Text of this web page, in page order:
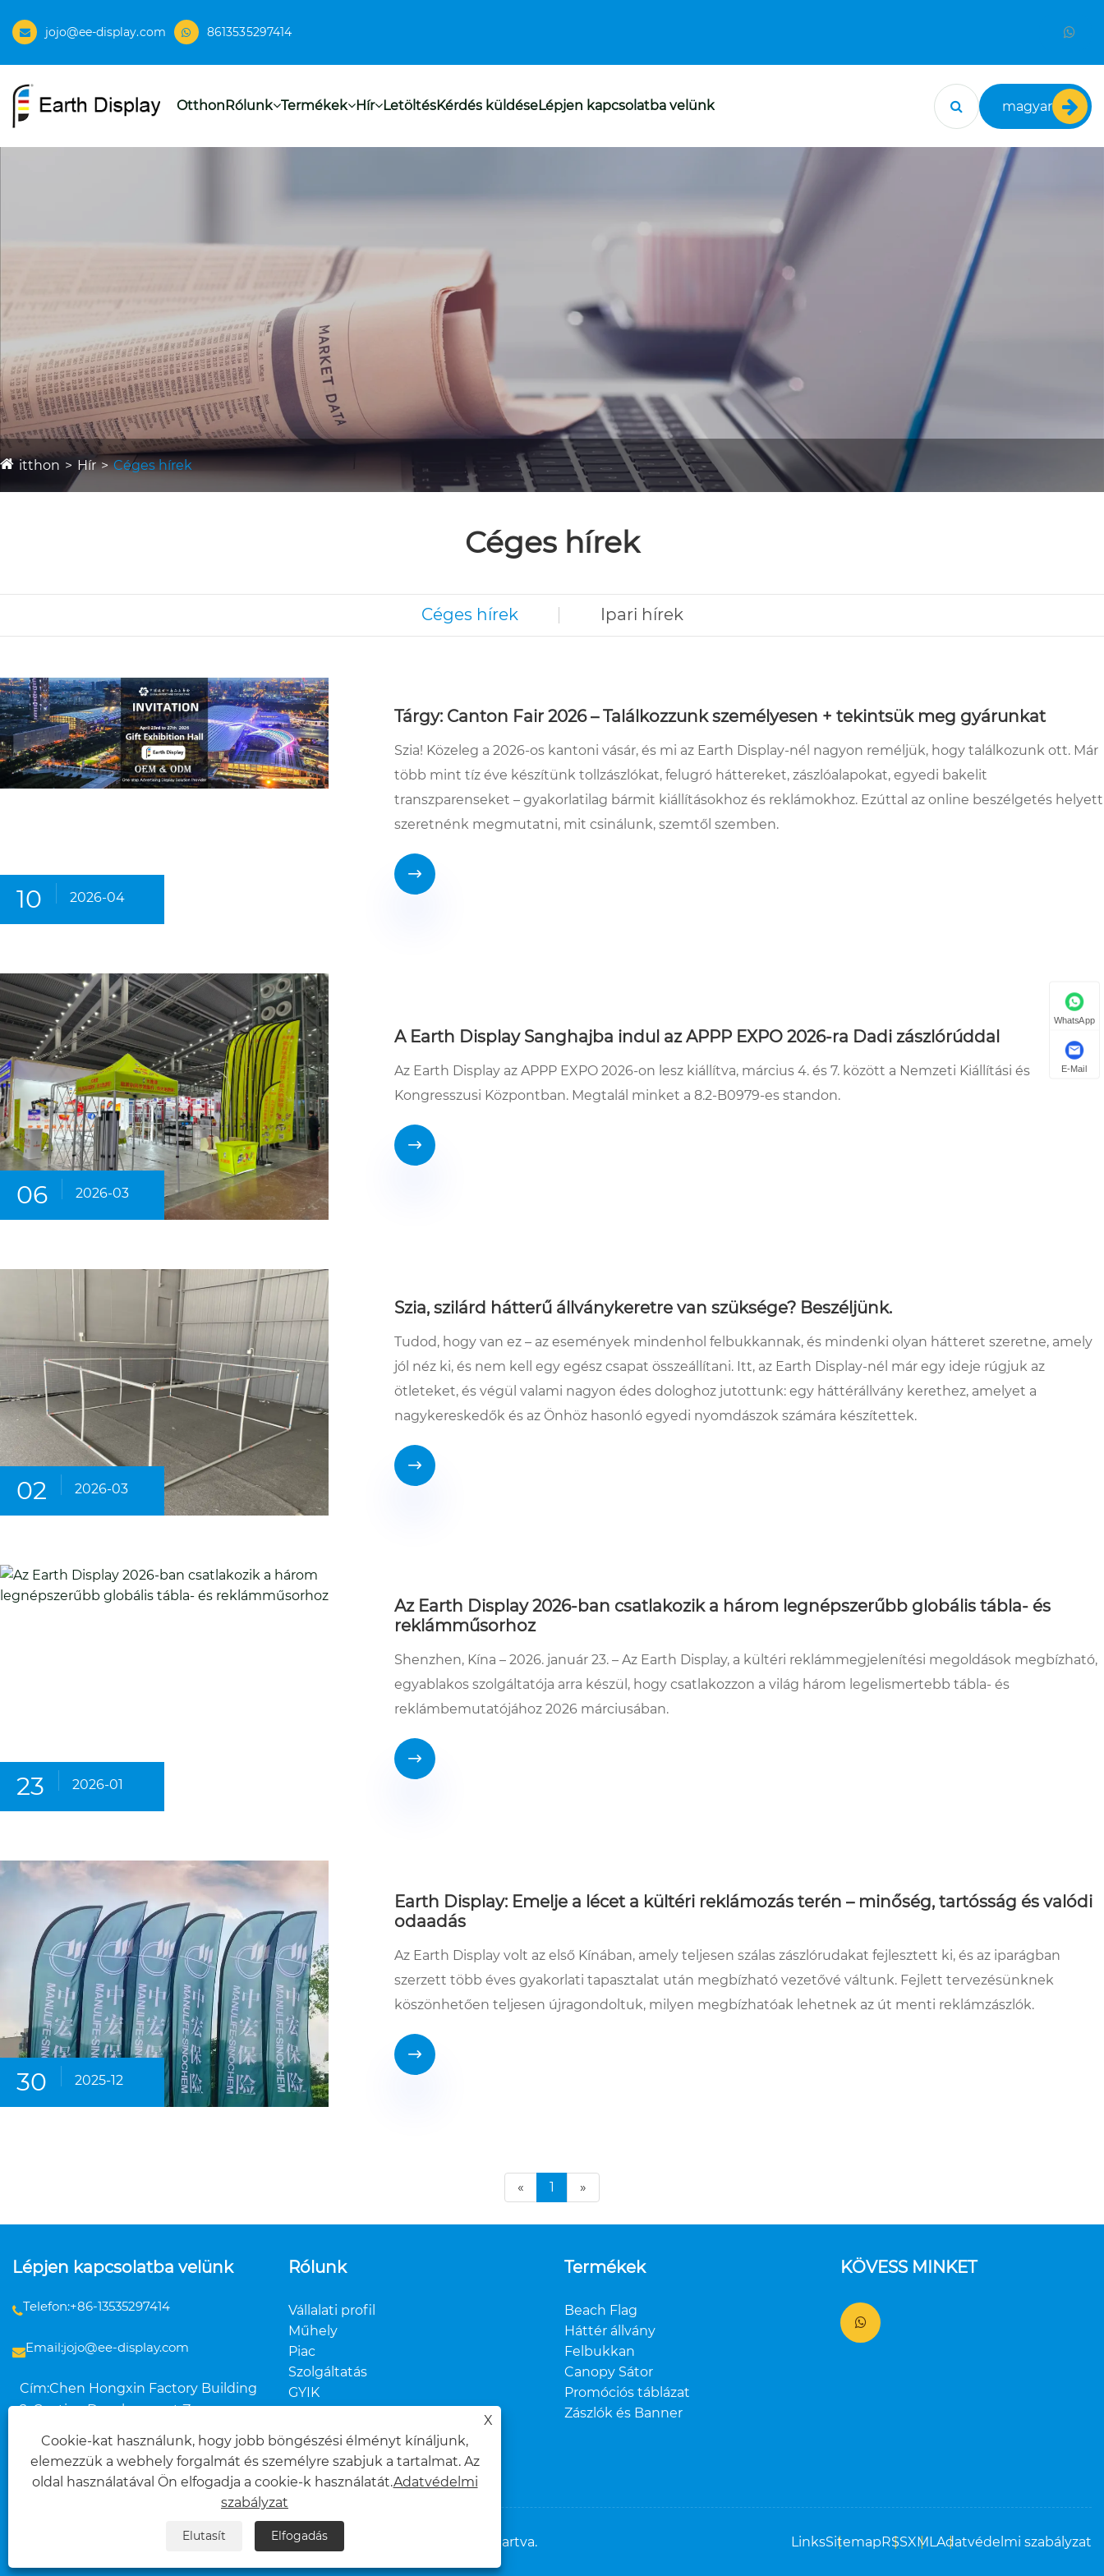
jojo@ee-display.com 8613535297414
OtthonRólunk Termékek Hír LetöltésKérdés küldéseLépjen kapcsolatba velünk magyar
itthon Hír Céges hírek
Céges hírek
Céges hírek Ipari hírek
10 2026-04
Tárgy: Canton Fair 2026 – Találkozzunk személyesen + tekintsük meg gyárunkat
Szia! Közeleg a 2026-os kantoni vásár, és mi az Earth Display-nél nagyon reméljük, hogy találkozunk ott. Már
több mint tíz éve készítünk tollzászlókat, felugró háttereket, zászlóalapokat, egyedi bakelit
transzparenseket – gyakorlatilag bármit kiállításokhoz és reklámokhoz. Ezúttal az online beszélgetés helyett
szeretnénk megmutatni, mit csinálunk, szemtől szemben.

06 2026-03
A Earth Display Sanghajba indul az APPP EXPO 2026-ra Dadi zászlórúddal
Az Earth Display az APPP EXPO 2026-on lesz kiállítva, március 4. és 7. között a Nemzeti Kiállítási és
Kongresszusi Központban. Megtalál minket a 8.2-B0979-es standon.

02 2026-03
Szia, szilárd hátterű állványkeretre van szüksége? Beszéljünk.
Tudod, hogy van ez – az események mindenhol felbukkannak, és mindenki olyan hátteret szeretne, amely
jól néz ki, és nem kell egy egész csapat összeállítani. Itt, az Earth Display-nél már egy ideje rúgjuk az
ötleteket, és végül valami nagyon édes dologhoz jutottunk: egy háttérállvány kerethez, amelyet a
nagykereskedők és az Önhöz hasonló egyedi nyomdászok számára készítettek.

23 2026-01
Az Earth Display 2026-ban csatlakozik a három legnépszerűbb globális tábla- és
reklámműsorhoz
Shenzhen, Kína – 2026. január 23. – Az Earth Display, a kültéri reklámmegjelenítési megoldások megbízható,
egyablakos szolgáltatója arra készül, hogy csatlakozzon a világ három legelismertebb tábla- és
reklámbemutatójához 2026 márciusában.

30 2025-12
Earth Display: Emelje a lécet a kültéri reklámozás terén – minőség, tartósság és valódi
odaadás
Az Earth Display volt az első Kínában, amely teljesen szálas zászlórudakat fejlesztett ki, és az iparágban
szerzett több éves gyakorlati tapasztalat után megbízható vezetővé váltunk. Fejlett tervezésünknek
köszönhetően teljesen újragondoltuk, milyen megbízhatóak lehetnek az út menti reklámzászlók.

« 1 »
Lépjen kapcsolatba velünk
Telefon:+86-13535297414
Email:jojo@ee-display.com
Cím:Chen Hongxin Factory Building
2, Gaotian Development Zone,
Liansha Shangliang Village, Danzao
Town, Foshan Guangdong Kína
Rólunk
Vállalati profil
Műhely
Piac
Szolgáltatás
GYIK
Termékek
Beach Flag
Háttér állvány
Felbukkan
Canopy Sátor
Promóciós táblázat
Zászlók és Banner
KÖVESS MINKET
Copyright © 2025 Foshan Dasi Metal Technology Co., Ltd. Minden jog fenntartva. LinksSitemapRSSXMLAdatvédelmi szabályzat
WhatsApp
E-Mail
X
Cookie-kat használunk, hogy jobb böngészési élményt kínáljunk,
elemezzük a webhely forgalmát és személyre szabjuk a tartalmat. Az
oldal használatával Ön elfogadja a cookie-k használatát.Adatvédelmi
szabályzat
Elutasít Elfogadás